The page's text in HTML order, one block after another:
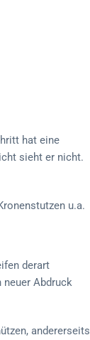
hat eine
sieht er nicht.
u.a.
derart
neuer Abdruck
andererseits